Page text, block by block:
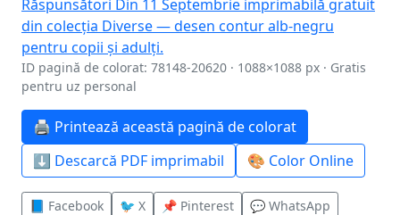
ID pagină de colorat: 78148-20620 · 1088×1088 px · Gratis
pentru uz personal
🖨️ Printează această pagină de colorat
⬇️ Descarcă PDF imprimabil
🎨 Color Online
📘 Facebook 🐦 X 📌 Pinterest
💬 WhatsApp